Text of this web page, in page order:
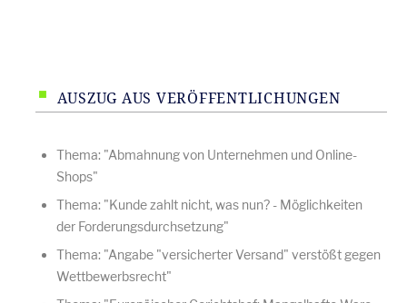
AUSZUG AUS VERÖFFENTLICHUNGEN
Thema: "Abmahnung von Unternehmen und Online-
Shops"
Thema: "Kunde zahlt nicht, was nun? - Möglichkeiten
der Forderungsdurchsetzung"
Thema: "Angabe "versicherter Versand" verstößt gegen
Wettbewerbsrecht"